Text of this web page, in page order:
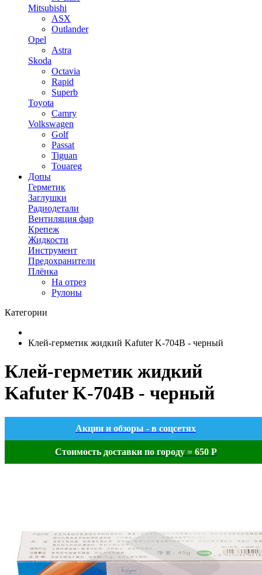
Mitsubishi
ASX
Outlander
Opel
Astra
Skoda
Octavia
Rapid
Superb
Toyota
Camry
Volkswagen
Golf
Passat
Tiguan
Touareg
Допы
Герметик
Заглушки
Радиодетали
Вентиляция фар
Крепеж
Жидкости
Инструмент
Предохранители
Плёнка
На отрез
Рулоны
Категории
Клей-герметик жидкий Kafuter K-704B - черный
Клей-герметик жидкий
Kafuter K-704B - черный
Акции и обзоры - в соцсетях
Стоимость доставки по городу = 650 Р